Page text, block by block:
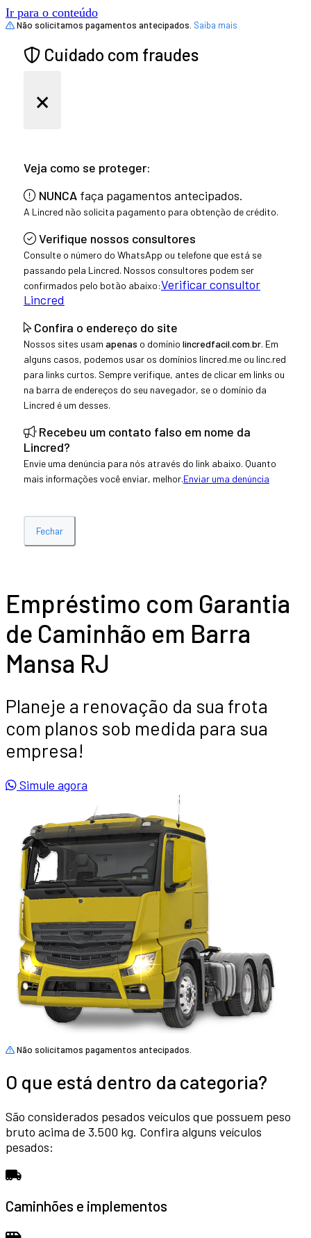
Ir para o conteúdo
Não solicitamos pagamentos antecipados. Saiba mais
Cuidado com fraudes
×
Veja como se proteger:
NUNCAfaça pagamentos antecipados.
A Lincred não solicita pagamento para obtenção de crédito.
Verifique nossos consultores
Consulte o número do WhatsApp ou telefone que está se
passando pela Lincred. Nossos consultores podem ser
confirmados pelo botão abaixo:Verificar consultor
Lincred
Confira o endereço do site
Nossos sites usam apenas o domínio lincredfacil.com.br. Em
alguns casos, podemos usar os domínios lincred.me ou linc.red
para links curtos. Sempre verifique, antes de clicar em links ou
na barra de endereços do seu navegador, se o domínio da
Lincred é um desses.
Recebeu um contato falso em nome da
Lincred?
Envie uma denúncia para nós através do link abaixo. Quanto
mais informações você enviar, melhor.Enviar uma denúncia
Fechar
Empréstimo com Garantia
de Caminhão em Barra
Mansa RJ
Planeje a renovação da sua frota
com planos sob medida para sua
empresa!
Simule agora
Não solicitamos pagamentos antecipados.
O que está dentro da categoria?
São considerados pesados veículos que possuem peso
bruto acima de 3.500 kg. Confira alguns veículos
pesados:
Caminhões e implementos